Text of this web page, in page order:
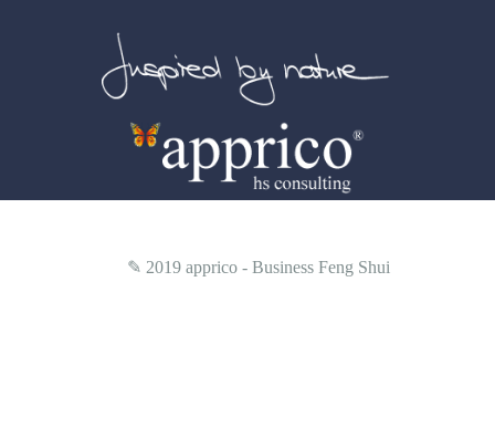
✎ 2019 apprico - Business Feng Shui